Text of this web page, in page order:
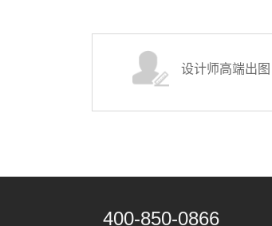
设计师高端出图
400-850-0866